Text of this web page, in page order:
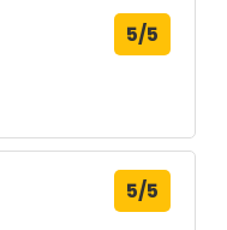
5/5
5/5